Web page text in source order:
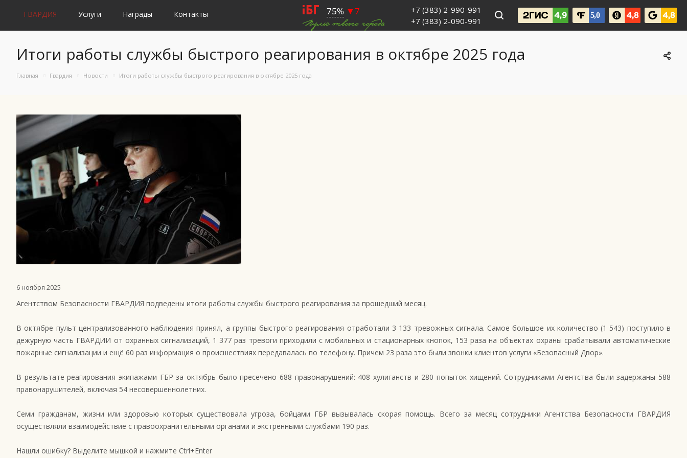
ГВАРДИЯ Услуги Награды Контакты
+7 (383) 2-990-991
+7 (383) 2-090-991
Итоги работы службы быстрого реагирования в октябре 2025 года
Главная Гвардия Новости Итоги работы службы быстрого реагирования в октябре 2025 года
6 ноября 2025
Агентством Безопасности ГВАРДИЯ подведены итоги работы службы быстрого реагирования за прошедший месяц.
В октябре пульт централизованного наблюдения принял, а группы быстрого реагирования отработали 3 133 тревожных сигнала. Самое большое их количество (1 543) поступило в
дежурную часть ГВАРДИИ от охранных сигнализаций, 1 377 раз тревоги приходили с мобильных и стационарных кнопок, 153 раза на объектах охраны срабатывали автоматические
пожарные сигнализации и ещё 60 раз информация о происшествиях передавалась по телефону. Причем 23 раза это были звонки клиентов услуги «Безопасный Двор».
В результате реагирования экипажами ГБР за октябрь было пресечено 688 правонарушений: 408 хулиганств и 280 попыток хищений. Сотрудниками Агентства были задержаны 588
правонарушителей, включая 54 несовершеннолетних.
Семи гражданам, жизни или здоровью которых существовала угроза, бойцами ГБР вызывалась скорая помощь. Всего за месяц сотрудники Агентства Безопасности ГВАРДИЯ
осуществляли взаимодействие с правоохранительными органами и экстренными службами 190 раз.
Нашли ошибку? Выделите мышкой и нажмите Ctrl+Enter